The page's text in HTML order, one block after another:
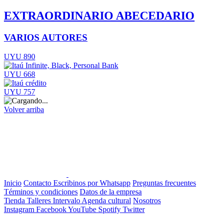
EXTRAORDINARIO ABECEDARIO
VARIOS AUTORES
UYU 890
UYU 668
UYU 757
Volver arriba
Inicio Contacto Escribinos por Whatsapp Preguntas frecuentes
Términos y condiciones Datos de la empresa
Tienda Talleres Intervalo Agenda cultural Nosotros
Instagram FacebookYouTube Spotify Twitter